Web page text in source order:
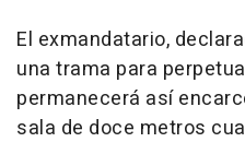
El exmandatario,
una trama para
permanecerá así
sala de doce metros